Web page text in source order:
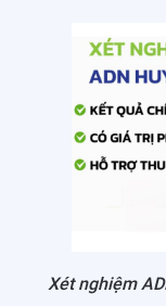
Xét nghiệm